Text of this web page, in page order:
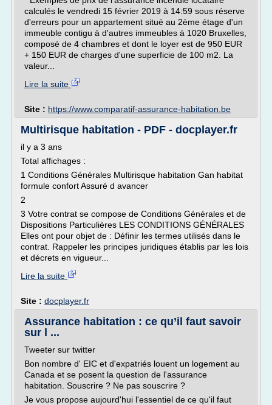
calculés le vendredi 15 février 2019 à 14:59 sous réserve
d'erreurs pour un appartement situé au 2ème étage d'un
immeuble contigu à d'autres immeubles à 1020 Bruxelles,
composé de 4 chambres et dont le loyer est de 950 EUR
+ 150 EUR de charges d'une superficie de 100 m2. La
valeur...
Lire la suite
Site : https://www.comparatif-assurance-habitation.be
Multirisque habitation - PDF - docplayer.fr
il y a 3 ans
Total affichages :
1 Conditions Générales Multirisque habitation Gan habitat
formule confort Assuré d avancer
2
3 Votre contrat se compose de Conditions Générales et de
Dispositions Particulières LES CONDITIONS GÉNÉRALES
Elles ont pour objet de : Définir les termes utilisés dans le
contrat. Rappeler les principes juridiques établis par les lois
et décrets en vigueur...
Lire la suite
Site : docplayer.fr
Assurance habitation : ce qu’il faut savoir
sur l ...
Tweeter sur twitter
Bon nombre d' EIC et d'expatriés louent un logement au
Canada et se posent la question de l'assurance
habitation. Souscrire ? Ne pas souscrire ?
Je vous propose aujourd'hui l'essentiel de ce qu'il faut